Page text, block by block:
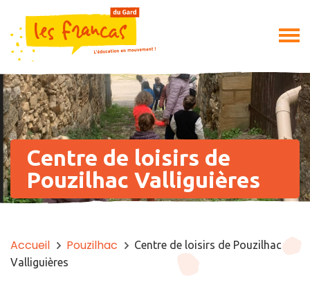
Centre de loisirs de
Pouzilhac Valliguières
Accueil Pouzilhac
Centre de loisirs de Pouzilhac
Valliguières